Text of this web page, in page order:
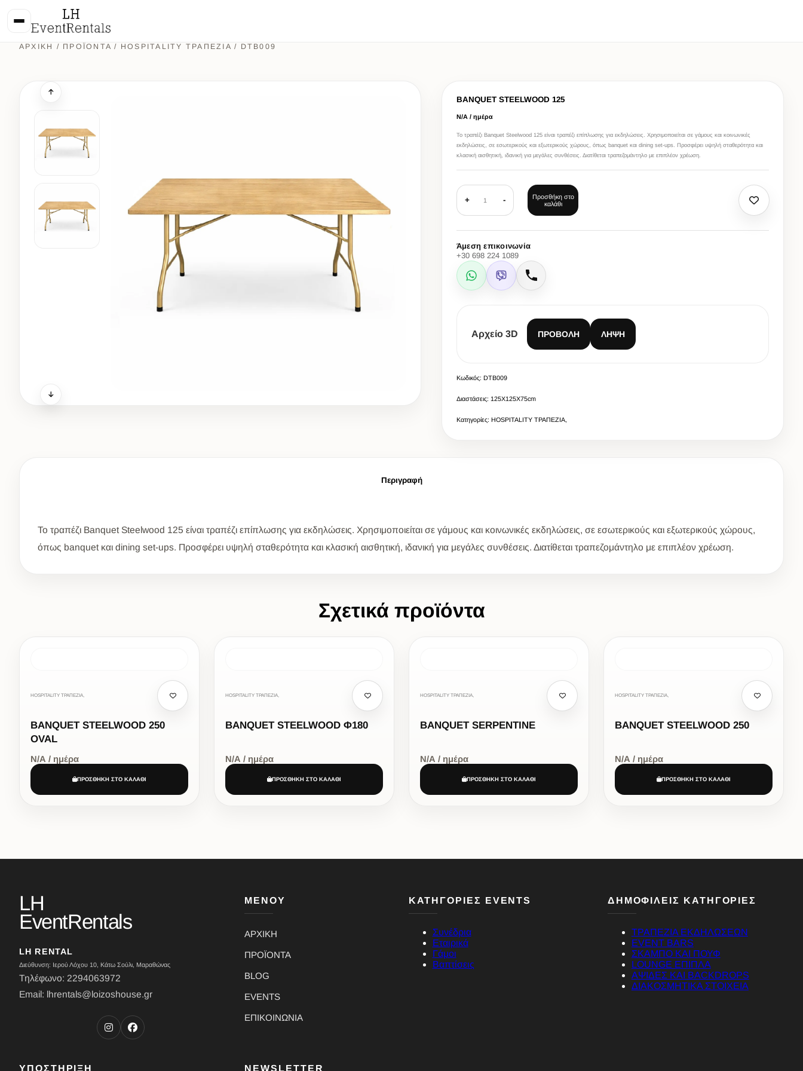
ΑΡΧΙΚΉ / ΠΡΟΪΌΝΤΑ/ HOSPITALITY ΤΡΑΠΕΖΙΑ / DTB009
BANQUET STEELWOOD 125
Ν/Α / ημέρα
Το τραπέζι Banquet Steelwood 125 είναι τραπέζι επίπλωσης για εκδηλώσεις. Χρησιμοποιείται σε γάμους και κοινωνικές
εκδηλώσεις, σε εσωτερικούς και εξωτερικούς χώρους, όπως banquet και dining set-ups. Προσφέρει υψηλή σταθερότητα και
κλασική αισθητική, ιδανική για μεγάλες συνθέσεις. Διατίθεται τραπεζομάντηλο με επιπλέον χρέωση.
+ 1 -
Προσθήκη στο
καλάθι
Άμεση επικοινωνία
+30 698 224 1089
WhatsApp
Viber Κλήση
Αρχείο 3D ΠΡΟΒΟΛΉ ΛΉΨΗ
Κωδικός: DTB009
Διαστάσεις: 125X125X75cm
Κατηγορίες: HOSPITALITY ΤΡΑΠΕΖΙΑ,
Περιγραφή
Το τραπέζι Banquet Steelwood 125 είναι τραπέζι επίπλωσης για εκδηλώσεις. Χρησιμοποιείται σε γάμους και κοινωνικές εκδηλώσεις, σε εσωτερικούς και εξωτερικούς χώρους,
όπως banquet και dining set-ups. Προσφέρει υψηλή σταθερότητα και κλασική αισθητική, ιδανική για μεγάλες συνθέσεις. Διατίθεται τραπεζομάντηλο με επιπλέον χρέωση.
Σχετικά προϊόντα
HOSPITALITY ΤΡΑΠΕΖΙΑ,
BANQUET STEELWOOD 250
OVAL
Ν/Α / ημέρα
ΠΡΟΣΘΗΚΗ ΣΤΟ ΚΑΛΑΘΙ
HOSPITALITY ΤΡΑΠΕΖΙΑ,
BANQUET STEELWOOD Φ180
Ν/Α / ημέρα
ΠΡΟΣΘΗΚΗ ΣΤΟ ΚΑΛΑΘΙ
HOSPITALITY ΤΡΑΠΕΖΙΑ,
BANQUET SERPENTINE
Ν/Α / ημέρα
ΠΡΟΣΘΗΚΗ ΣΤΟ ΚΑΛΑΘΙ
HOSPITALITY ΤΡΑΠΕΖΙΑ,
BANQUET STEELWOOD 250
Ν/Α / ημέρα
ΠΡΟΣΘΗΚΗ ΣΤΟ ΚΑΛΑΘΙ
LH
EventRentals
LH RENTAL
Διεύθυνση: Ιερού Λόχου 10, Κάτω Σούλι, Μαραθώνας
Τηλέφωνο: 2294063972
Email: lhrentals@loizoshouse.gr
ΜΕΝΟΥ
ΑΡΧΙΚΗ
ΠΡΟΪΟΝΤΑ
BLOG
EVENTS
ΕΠΙΚΟΙΝΩΝΙΑ
ΚΑΤΗΓΟΡΙΕΣ EVENTS
Συνέδρια
Εταιρικά
Γάμοι
Βαπτίσεις
ΔΗΜΟΦΙΛΕΙΣ ΚΑΤΗΓΟΡΙΕΣ
ΤΡΑΠΕΖΙΑ ΕΚΔΗΛΩΣΕΩΝ
EVENT BARS
ΣΚΑΜΠΟ ΚΑΙ ΠΟΥΦ
LOUNGE ΕΠΙΠΛΑ
ΑΨΙΔΕΣ ΚΑΙ BACKDROPS
ΔΙΑΚΟΣΜΗΤΙΚΑ ΣΤΟΙΧΕΙΑ
ΥΠΟΣΤΗΡΙΞΗ NEWSLETTER